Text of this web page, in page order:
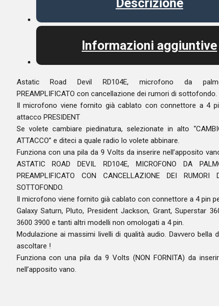
Informazioni aggiuntive
Astatic Road Devil RD104E, microfono da
PREAMPLIFICATO con cancellazione dei rumori di sottofondo.
Il microfono viene fornito già cablato con connettore a 4
attacco PRESIDENT
Se volete cambiare piedinatura, selezionate in alto
ATTACCO” e diteci a quale radio lo volete abbinare.
Funziona con una pila da 9 Volts da inserire nell’apposito
ASTATIC ROAD DEVIL RD104E, MICROFONO DA
PREAMPLIFICATO CON CANCELLAZIONE DEI RUMORI
SOTTOFONDO.
Il microfono viene fornito già cablato con connettore a 4 pin
Galaxy Saturn, Pluto, President Jackson, Grant, Superstar
3600 3900 e tanti altri modelli non omologati a 4 pin.
Modulazione ai massimi livelli di qualità audio. Davvero bella
ascoltare !
Funziona con una pila da 9 Volts (NON FORNITA) da
nell’apposito vano.